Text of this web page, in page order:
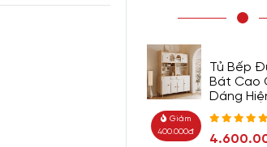
Giảm
400.000đ
Tủ Bếp
Bát Cao
Dáng